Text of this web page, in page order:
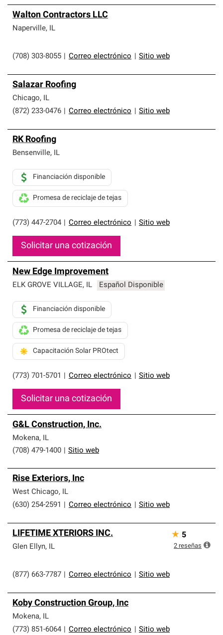
Walton Contractors LLC
Naperville, IL
(708) 303-8055 Correo electrónico Sitio web
Salazar Roofing
Chicago, IL
(872) 233-0476
Correo electrónico Sitio web
RK Roofing
Bensenville, IL
(773) 447-2704 Correo electrónico Sitio web
Financiación disponible
Promesa de reciclaje de tejas
Solicitar una cotización
New Edge Improvement
ELK GROVE VILLAGE, IL Español Disponible
(773) 701-5701 Correo electrónico Sitio web
Financiación disponible
Promesa de reciclaje de tejas
Capacitación Solar PROtect
Solicitar una cotización
G&L Construction, Inc.
Mokena, IL
(708) 479-1400
Sitio web
Rise Exteriors, Inc
West Chicago, IL
(630) 254-2591
Correo electrónico Sitio web
LIFETIME XTERIORS INC.
Glen Ellyn, IL
(877) 663-7787 Correo electrónico Sitio web
★ 5
2 reseñas
Koby Construction Group, Inc
Mokena, IL
(773) 851-6064
Correo electrónico Sitio web